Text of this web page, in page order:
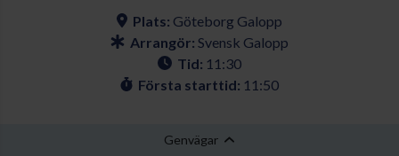
Plats: Göteborg Galopp
Arrangör: Svensk Galopp
Tid: 11:30
Första starttid: 11:50
Genvägar